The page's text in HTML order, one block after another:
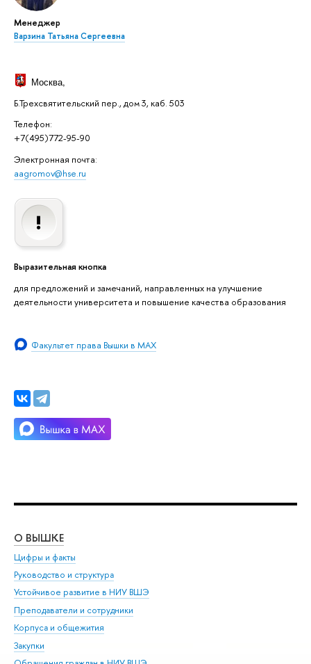
Менеджер
Варзина Татьяна Сергеевна
Москва,
Б.Трехсвятительский пер., дом 3, каб. 503
Телефон:
+7(495)772-95-90
Электронная почта:
aagromov@hse.ru
Выразительная кнопка
для предложений и замечаний, направленных на улучшение
деятельности университета и повышение качества образования
Факультет права Вышки в MAX
О ВЫШКЕ
Цифры и факты
Руководство и структура
Устойчивое развитие в НИУ ВШЭ
Преподаватели и сотрудники
Корпуса и общежития
Закупки